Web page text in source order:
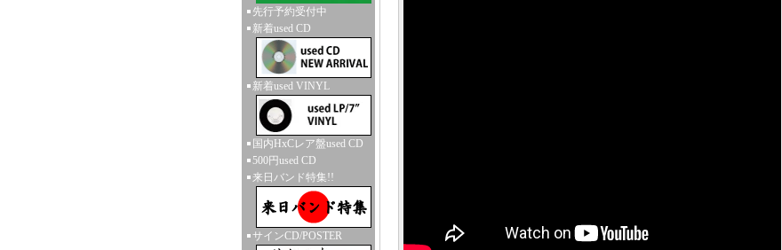
先行予約受付中
新着used CD
新着used VINYL
国内HxCレア盤used CD
500円used CD
来日バンド特集!!
サインCD/POSTER